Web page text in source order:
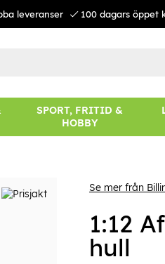
leveranser 100 dagars öppet
SPORT, FRITID &
HOBBY
Se mer från
1:12
hull